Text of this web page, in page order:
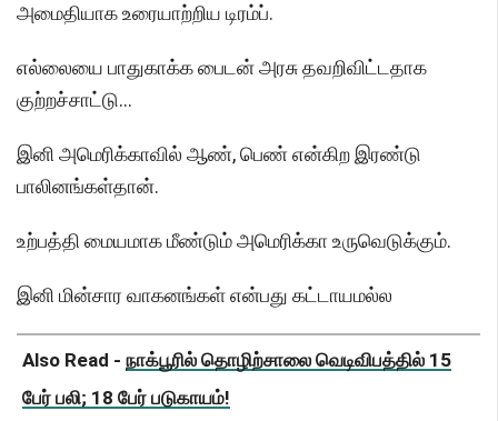
அமைதியாக உரையாற்றிய டிரம்ப்.
எல்லையை பாதுகாக்க பைடன் அரசு தவறிவிட்டதாக
குற்றச்சாட்டு...
இனி அமெரிக்காவில் ஆண், பெண் என்கிற இரண்டு
பாலினங்கள்தான்.
உற்பத்தி மையமாக மீண்டும் அமெரிக்கா உருவெடுக்கும்.
இனி மின்சார வாகனங்கள் என்பது கட்டாயமல்ல
Also Read - நாக்பூரில் தொழிற்சாலை வெடிவிபத்தில் 15
பேர் பலி; 18 பேர் படுகாயம்!